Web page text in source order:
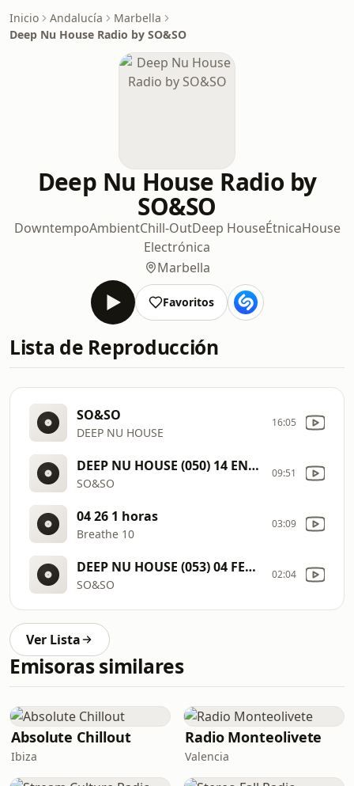
Inicio Andalucía
Marbella
Deep Nu House Radio by SO&SO
Deep Nu House Radio by
SO&SO
DowntempoAmbientChill-OutDeep HouseÉtnicaHouse
Electrónica
Marbella
Favoritos
Lista de Reproducción
SO&SO
DEEP NU HOUSE
16:05
DEEP NU HOUSE (050) 14 ENE 2023
SO&SO
09:51
04 26 1 horas
Breathe 10
03:09
DEEP NU HOUSE (053) 04 FEB 2023
SO&SO
02:04
Ver Lista
Emisoras similares
Absolute Chillout
Ibiza
Radio Monteolivete
Valencia